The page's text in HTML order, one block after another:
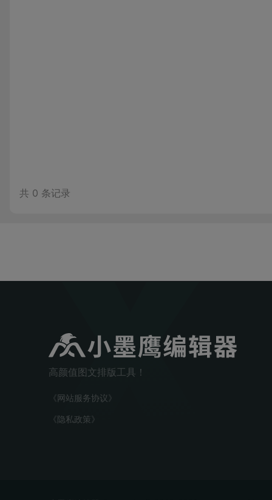
共 0 条记录
高颜值图文排版工具！
《网站服务协议》
《隐私政策》